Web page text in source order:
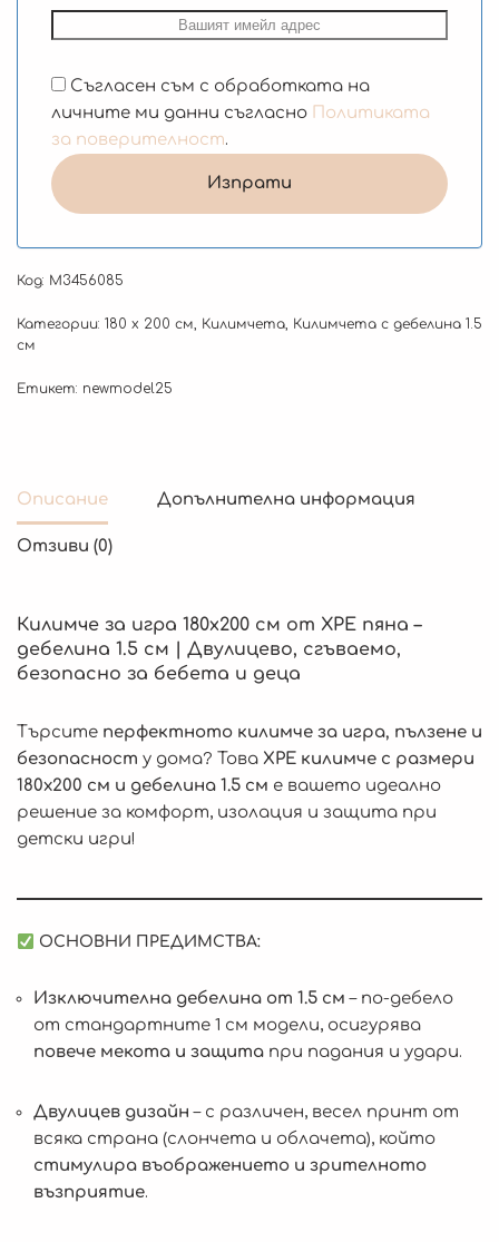
Съгласен съм с обработката на
личните ми данни съгласно Политиката
за поверителност.
Код: М3456085
Категории: 180 x 200 см, Килимчета, Килимчета с дебелина 1.5
см
Етикет: newmodel25
Описание Допълнителна информация
Отзиви (0)
Килимче за игра 180х200 см от XPE пяна –
дебелина 1.5 см | Двулицево, сгъваемо,
безопасно за бебета и деца
Търсите перфектното килимче за игра, пълзене и
безопасност у дома? Това XPE килимче с размери
180х200 см и дебелина 1.5 см е вашето идеално
решение за комфорт, изолация и защита при
детски игри!
ОСНОВНИ ПРЕДИМСТВА:
Изключителна дебелина от 1.5 см – по-дебело
от стандартните 1 см модели, осигурява
повече мекота и защита при падания и удари.
Двулицев дизайн – с различен, весел принт от
всяка страна (слончета и облачета), който
стимулира въображението и зрителното
възприятие.